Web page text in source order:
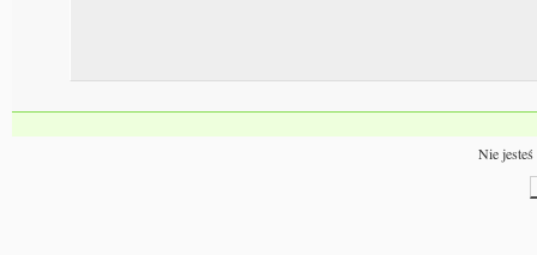
Nie